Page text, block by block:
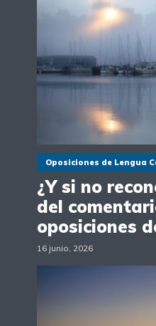
Oposiciones de Lengua
¿Y si no
del
oposiciones
16 junio, 2026